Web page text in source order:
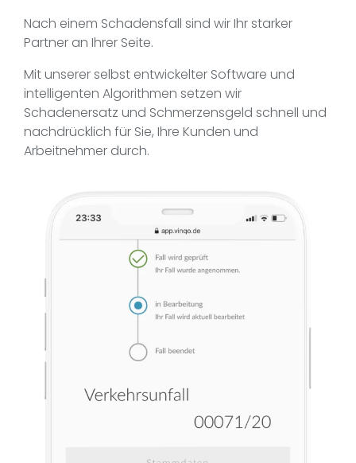
Nach einem Schadensfall sind wir Ihr starker
Partner an Ihrer Seite.
Mit unserer selbst entwickelter Software und
intelligenten Algorithmen setzen wir
Schadenersatz und Schmerzensgeld schnell und
nachdrücklich für Sie, Ihre Kunden und
Arbeitnehmer durch.